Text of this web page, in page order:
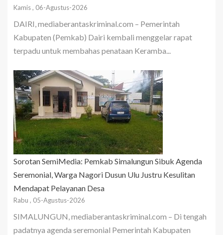
Kamis , 06-Agustus-2026
DAIRI, mediaberantaskriminal.com – Pemerintah
Kabupaten (Pemkab) Dairi kembali menggelar rapat
terpadu untuk membahas penataan Keramba...
Sorotan SemiMedia: Pemkab Simalungun Sibuk Agenda
Seremonial, Warga Nagori Dusun Ulu Justru Kesulitan
Mendapat Pelayanan Desa
Rabu , 05-Agustus-2026
SIMALUNGUN, mediaberantaskriminal.com – Di tengah
padatnya agenda seremonial Pemerintah Kabupaten